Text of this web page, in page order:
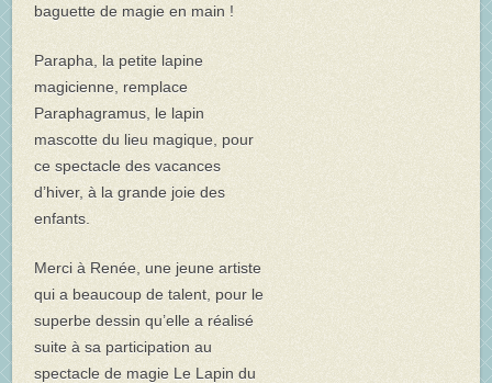
baguette de magie en main !
Parapha, la petite lapine
magicienne, remplace
Paraphagramus, le lapin
mascotte du lieu magique, pour
ce spectacle des vacances
d’hiver, à la grande joie des
enfants.
Merci à Renée, une jeune artiste
qui a beaucoup de talent, pour le
superbe dessin qu’elle a réalisé
suite à sa participation au
spectacle de magie Le Lapin du